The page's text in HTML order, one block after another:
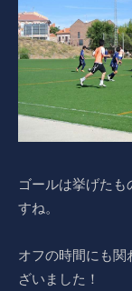
ゴールは挙げた
すね。
オフの時間にも
ざいました！